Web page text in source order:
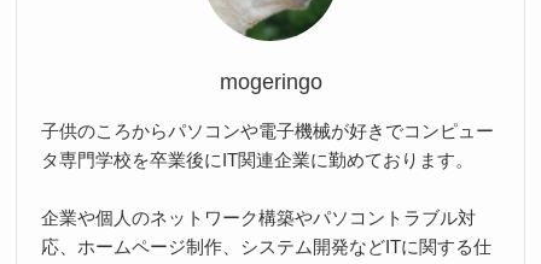
mogeringo
子供のころからパソコンや電子機械が好きでコンピュー
タ専門学校を卒業後にIT関連企業に勤めております。
企業や個人のネットワーク構築やパソコントラブル対
応、ホームページ制作、システム開発などITに関する仕